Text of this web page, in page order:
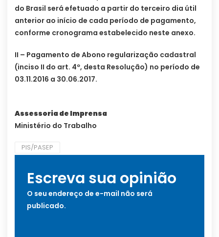
do Brasil será efetuado a partir do terceiro dia útil
anterior ao início de cada período de pagamento,
conforme cronograma estabelecido neste anexo.
II – Pagamento de Abono regularização cadastral
(inciso II do art. 4º, desta Resolução) no período de
03.11.2016 a 30.06.2017.
Assessoria de Imprensa
Ministério do Trabalho
PIS/PASEP
Escreva sua opinião
O seu endereço de e-mail não será
publicado.